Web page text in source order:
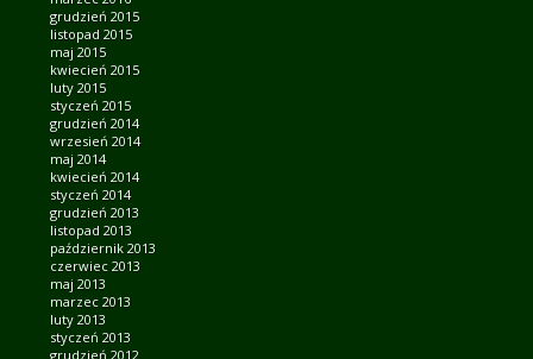
grudzień 2015
listopad 2015
maj 2015
kwiecień 2015
luty 2015
styczeń 2015
grudzień 2014
wrzesień 2014
maj 2014
kwiecień 2014
styczeń 2014
grudzień 2013
listopad 2013
październik 2013
czerwiec 2013
maj 2013
marzec 2013
luty 2013
styczeń 2013
grudzień 2012